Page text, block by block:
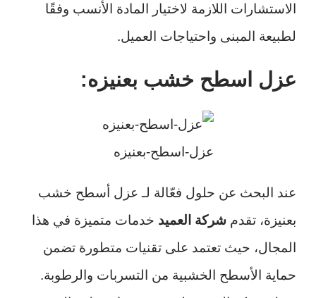
الاستشارات اللازمة لاختيار المادة الأنسب وفقًا
لطبيعة المبنى واحتياجات العميل.
عزل اسطح خشب بعنيزه:
عزل-اسطح-بعنيزه
عند البحث عن حلول فعّالة لـ عزل أسطح خشب
بعنيزة، تقدم شركة العميد خدمات متميزة في هذا
المجال، حيث تعتمد على تقنيات متطورة تضمن
حماية الأسطح الخشبية من التسربات والرطوبة.